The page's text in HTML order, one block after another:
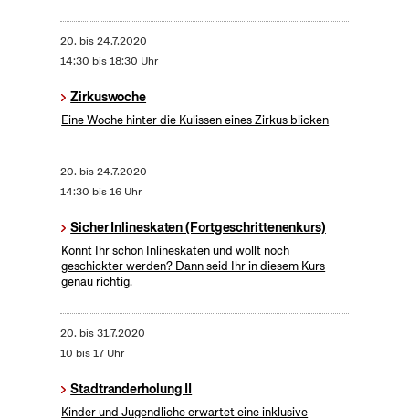
20. bis24.7.2020
14:30 bis 18:30 Uhr
Zirkuswoche
Eine Woche hinter die Kulissen eines Zirkus blicken
20. bis24.7.2020
14:30 bis 16 Uhr
Sicher Inlineskaten (Fortgeschrittenenkurs)
Könnt Ihr schon Inlineskaten und wollt noch
geschickter werden? Dann seid Ihr in diesem Kurs
genau richtig.
20. bis31.7.2020
10 bis 17 Uhr
Stadtranderholung II
Kinder und Jugendliche erwartet eine inklusive